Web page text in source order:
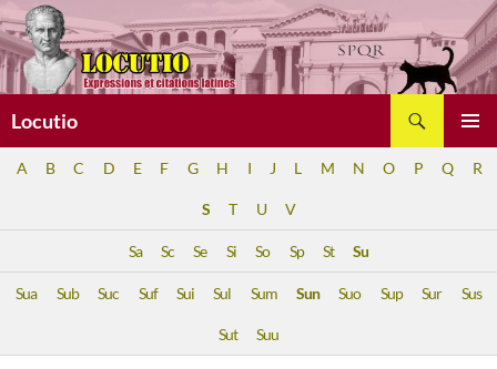
Aller
au
contenu
Locutio
A B C D E F G H I J L M N O P Q R
S T U V
Sa Sc Se Si So Sp St Su
Sua Sub Suc Suf Sui Sul Sum Sun Suo Sup Sur Sus
Sut Suu